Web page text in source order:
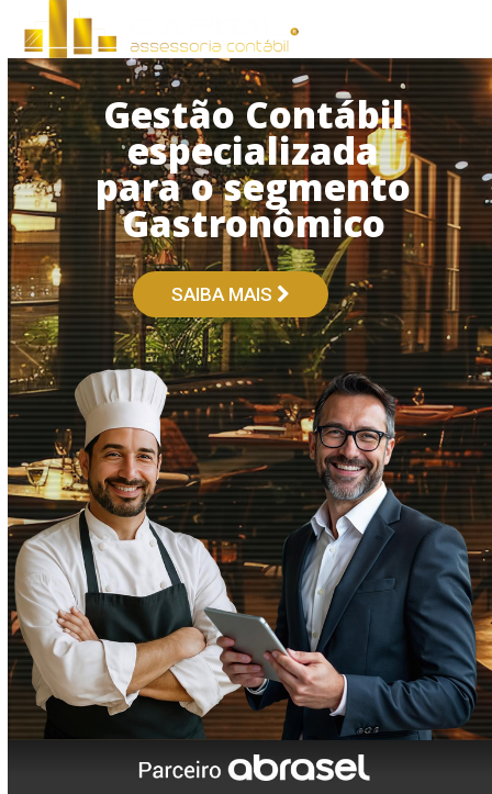
content
Open
mobile
menu
Close
mobile
menu
Gestão Contábil
especializada
para o segmento
Gastronômico
SAIBA MAIS